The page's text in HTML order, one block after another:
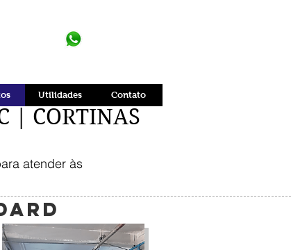
| CORTINAS
atender às
Utilidades Contato